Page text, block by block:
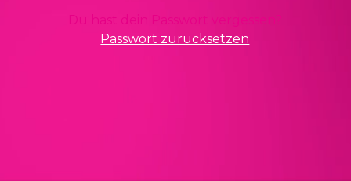
Du hast dein Passwort vergessen?
Passwort zurücksetzen